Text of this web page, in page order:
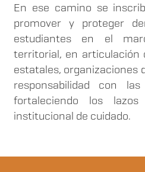
En ese camino se
promover y proteger
estudiantes en el
territorial, en articulación
estatales, organizaciones
responsabilidad con
fortaleciendo los
institucional de cuidado.